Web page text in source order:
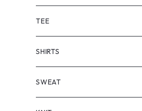
TEE
SHORT SLEEVE
LONG SLEEVE
SHIRTS
SHORT SLEEVE
SWEAT